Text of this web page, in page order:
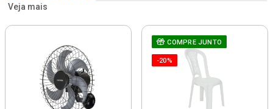
Veja mais
COMPRE JUNTO
-20%